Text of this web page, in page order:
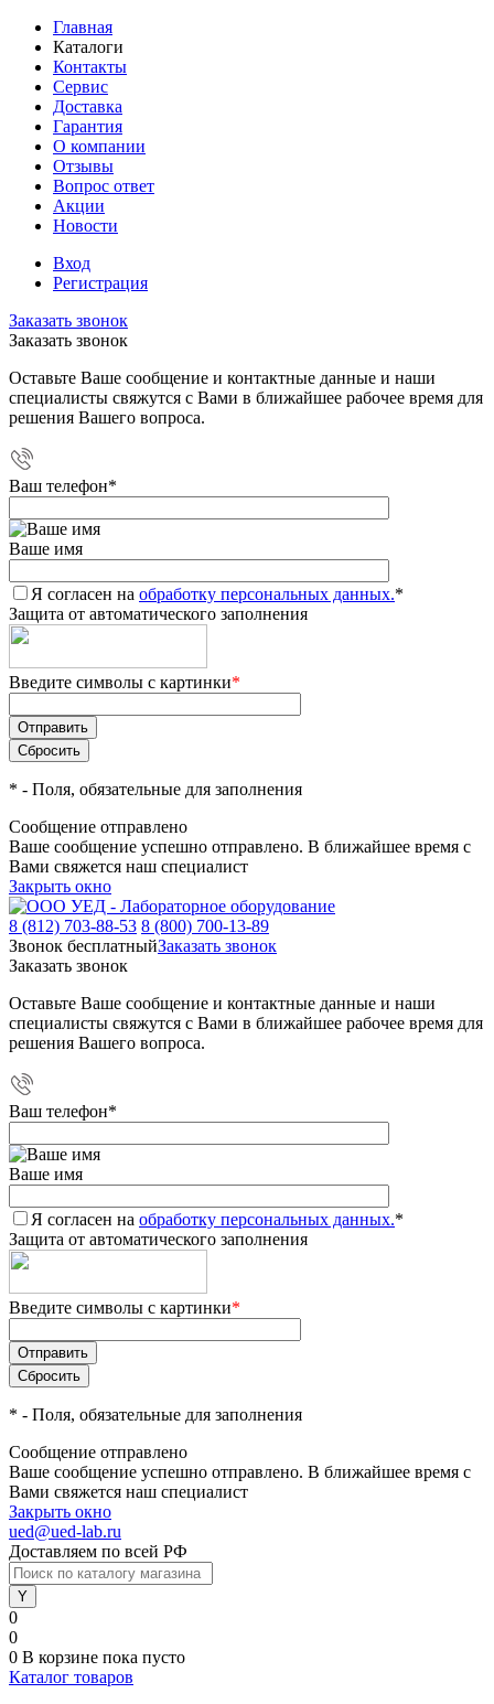
Главная
Каталоги
Контакты
Сервис
Доставка
Гарантия
О компании
Отзывы
Вопрос ответ
Акции
Новости
Вход
Регистрация
Заказать звонок
Заказать звонок
Оставьте Ваше сообщение и контактные данные и наши
специалисты свяжутся с Вами в ближайшее рабочее время для
решения Вашего вопроса.
Ваш телефон*
Ваше имя
Я согласен на обработку персональных данных.*
Защита от автоматического заполнения
Введите символы с картинки*
* - Поля, обязательные для заполнения
Сообщение отправлено
Ваше сообщение успешно отправлено. В ближайшее время с
Вами свяжется наш специалист
Закрыть окно
8 (812) 703-88-53 8 (800) 700-13-89
Звонок бесплатныйЗаказать звонок
Заказать звонок
Оставьте Ваше сообщение и контактные данные и наши
специалисты свяжутся с Вами в ближайшее рабочее время для
решения Вашего вопроса.
Ваш телефон*
Ваше имя
Я согласен на обработку персональных данных.*
Защита от автоматического заполнения
Введите символы с картинки*
* - Поля, обязательные для заполнения
Сообщение отправлено
Ваше сообщение успешно отправлено. В ближайшее время с
Вами свяжется наш специалист
Закрыть окно
ued@ued-lab.ru
Доставляем по всей РФ
0
0
0 В корзине пока пусто
Каталог товаров